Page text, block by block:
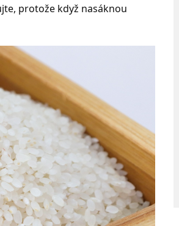
protože když nasáknou